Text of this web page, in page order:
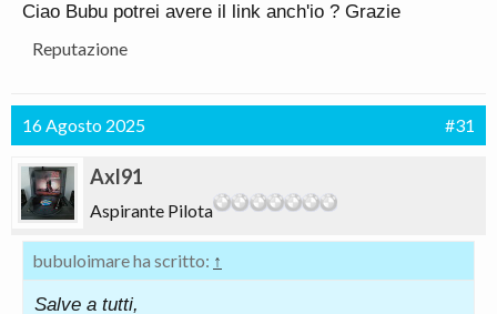
Ciao Bubu potrei avere il link anch'io ? Grazie
Reputazione
16 Agosto 2025 #31
Axl91
Aspirante Pilota
bubuloimare ha scritto: ↑
Salve a tutti,